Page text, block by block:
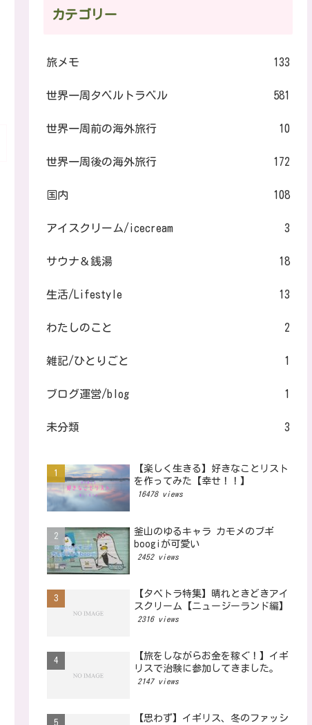
カテゴリー
旅メモ 133
世界一周タベルトラベル 581
世界一周前の海外旅行 10
世界一周後の海外旅行 172
国内 108
アイスクリーム/icecream 3
サウナ＆銭湯 18
生活/Lifestyle 13
わたしのこと 2
雑記/ひとりごと 1
ブログ運営/blog 1
未分類 3
【楽しく生きる】好きなことリスト
を作ってみた【幸せ！！】
16478 views
釜山のゆるキャラ カモメのブギ
boogiが可愛い
2452 views
【タベトラ特集】晴れときどきアイ
スクリーム【ニュージーランド編】
2316 views
【旅をしながらお金を稼ぐ！】イギ
リスで治験に参加してきました。
2147 views
【思わず】イギリス、冬のファッシ